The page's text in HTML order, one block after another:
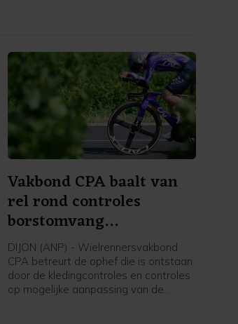
Marlen Reusser en Vollering
"onherstelbaar".
Vakbond CPA baalt van
rel rond controles
borstomvang
wielrensters
DIJON (ANP) - Wielrennersvakbond
CPA betreurt de ophef die is ontstaan
door de kledingcontroles en controles
op mogelijke aanpassing van de